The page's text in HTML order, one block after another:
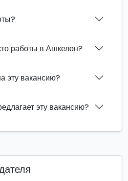
работы в Ашкелон?
эту вакансию?
эту вакансию?